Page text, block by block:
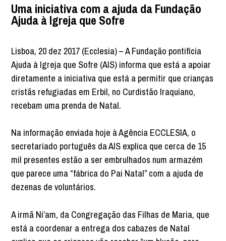
Uma iniciativa com a ajuda da Fundação
Ajuda à Igreja que Sofre
Lisboa, 20 dez 2017 (Ecclesia) – A Fundação pontifícia
Ajuda à Igreja que Sofre (AIS) informa que está a apoiar
diretamente a iniciativa que está a permitir que crianças
cristãs refugiadas em Erbil, no Curdistão Iraquiano,
recebam uma prenda de Natal.
Na informação enviada hoje à Agência ECCLESIA, o
secretariado português da AIS explica que cerca de 15
mil presentes estão a ser embrulhados num armazém
que parece uma “fábrica do Pai Natal” com a ajuda de
dezenas de voluntários.
A irmã Ni’am, da Congregação das Filhas de Maria, que
está a coordenar a entrega dos cabazes de Natal